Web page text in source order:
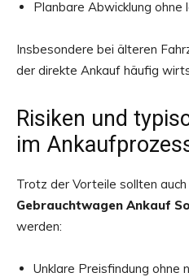
Planbare Abwicklung ohne
Insbesondere bei älteren
der direkte Ankauf häufig
Risiken und
im
Trotz der Vorteile sollten
Gebrauchtwagen Ankauf
werden:
Unklare Preisfindung ohne